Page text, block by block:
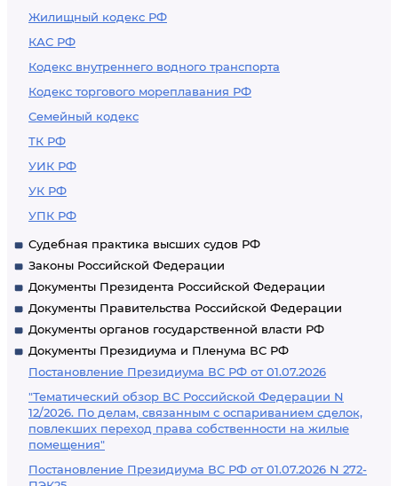
Жилищный кодекс РФ
КАС РФ
Кодекс внутреннего водного транспорта
Кодекс торгового мореплавания РФ
Семейный кодекс
ТК РФ
УИК РФ
УК РФ
УПК РФ
Судебная практика высших судов РФ
Законы Российской Федерации
Документы Президента Российской Федерации
Документы Правительства Российской Федерации
Документы органов государственной власти РФ
Документы Президиума и Пленума ВС РФ
Постановление Президиума ВС РФ от 01.07.2026
"Тематический обзор ВС Российской Федерации N
12/2026. По делам, связанным с оспариванием сделок,
повлекших переход права собственности на жилые
помещения"
Постановление Президиума ВС РФ от 01.07.2026 N 272-